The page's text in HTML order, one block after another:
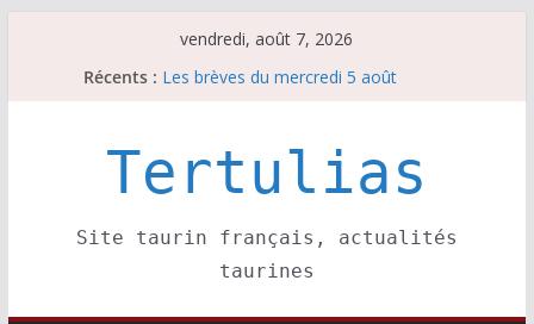
vendredi, août 7, 2026
Récents : Les brèves du jeudi 6 août
Escalafón 2026 – matadors de toros-
Escalafón 2026 – novilleros –
Tertulias
Site taurin français, actualités
taurines